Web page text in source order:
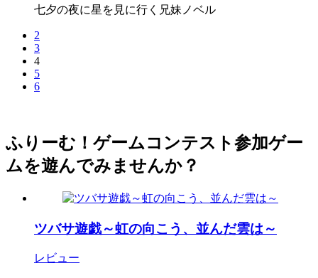
七夕の夜に星を見に行く兄妹ノベル
2
3
4
5
6
ふりーむ！ゲームコンテスト参加ゲー
ムを遊んでみませんか？
ツバサ遊戯～虹の向こう、並んだ雲は～
レビュー